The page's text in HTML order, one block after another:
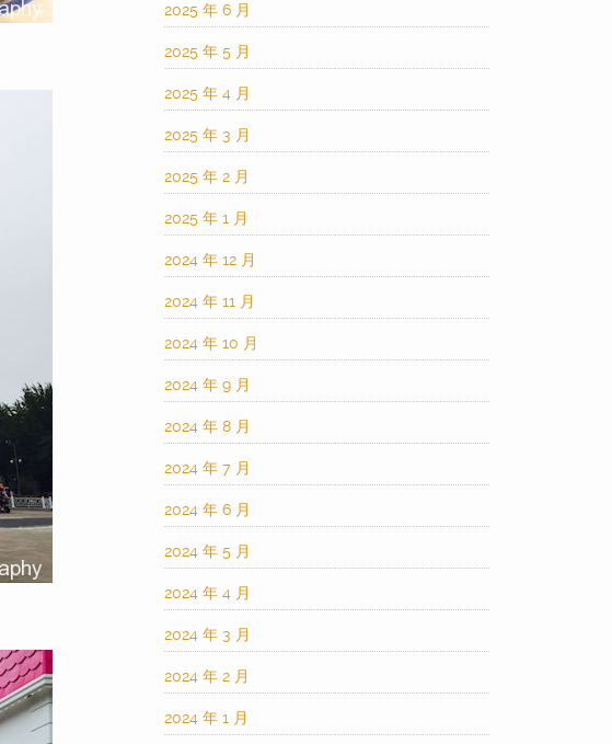
2025 年 6 月
2025 年 5 月
2025 年 4 月
2025 年 3 月
2025 年 2 月
2025 年 1 月
2024 年 12 月
2024 年 11 月
2024 年 10 月
2024 年 9 月
2024 年 8 月
2024 年 7 月
2024 年 6 月
2024 年 5 月
2024 年 4 月
2024 年 3 月
2024 年 2 月
2024 年 1 月